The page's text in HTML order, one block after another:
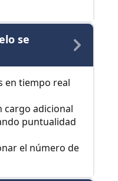
se
en tiempo real
cargo adicional
puntualidad
el número de